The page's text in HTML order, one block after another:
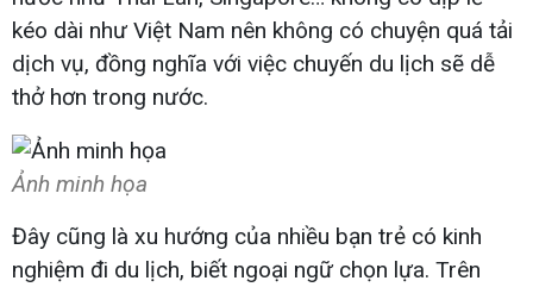
kéo dài như Việt Nam nên không có chuyện quá tải
dịch vụ, đồng nghĩa với việc chuyến du lịch sẽ dễ
thở hơn trong nước.
Ảnh minh họa
Đây cũng là xu hướng của nhiều bạn trẻ có kinh
nghiệm đi du lịch, biết ngoại ngữ chọn lựa. Trên